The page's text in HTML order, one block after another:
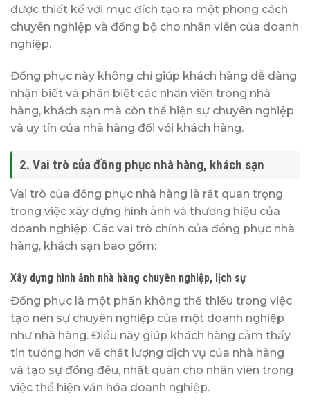
được thiết kế với mục đích tạo ra một phong cách
chuyên nghiệp và đồng bộ cho nhân viên của doanh
nghiệp.
Đồng phục này không chỉ giúp khách hàng dễ dàng
nhận biết và phân biệt các nhân viên trong nhà
hàng, khách sạn mà còn thể hiện sự chuyên nghiệp
và uy tín của nhà hàng đối với khách hàng.
2. Vai trò của đồng phục nhà hàng, khách sạn
Vai trò của đồng phục nhà hàng là rất quan trọng
trong việc xây dựng hình ảnh và thương hiệu của
doanh nghiệp. Các vai trò chính của đồng phục nhà
hàng, khách sạn bao gồm:
Xây dựng hình ảnh nhà hàng chuyên nghiệp, lịch sự
Đồng phục là một phần không thể thiếu trong việc
tạo nên sự chuyên nghiệp của một doanh nghiệp
như nhà hàng. Điều này giúp khách hàng cảm thấy
tin tưởng hơn về chất lượng dịch vụ của nhà hàng
và tạo sự đồng đều, nhất quán cho nhân viên trong
việc thể hiện văn hóa doanh nghiệp.